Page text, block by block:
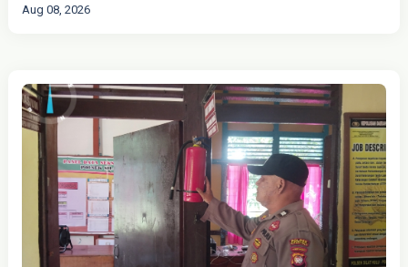
Aug 08, 2026